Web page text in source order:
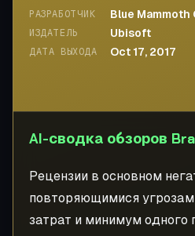
РАЗРАБОТЧИК Blue Mammoth
ИЗДАТЕЛЬ Ubisoft
ДАТА ВЫХОДА Oct 17, 2017
AI-сводка обзоров
Рецензии в основном
повторяющимися
затрат и минимум одного